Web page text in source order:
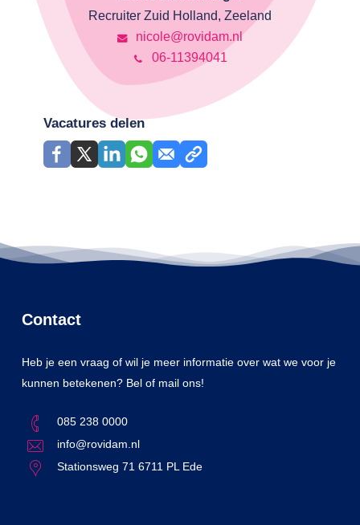
Recruiter Zuid Holland, Zeeland
nicole@rovidam.nl
06-11394041
Vacatures delen
Contact
Heb je een vraag of wil je meer informatie over wat we voor je
kunnen betekenen? Bel of mail ons!
085 238 0000
info@rovidam.nl
Stationsweg 71 6711 PL Ede